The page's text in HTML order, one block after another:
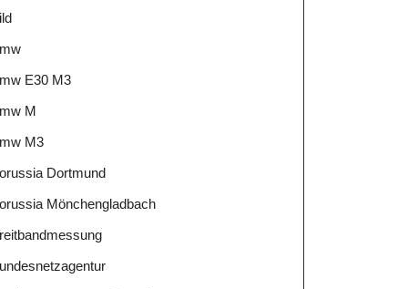
E30 M3
M
M3
Dortmund
Mönchengladbach